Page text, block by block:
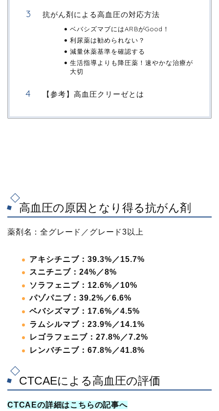
抗がん剤による高血圧の対応方法
ベバシズマブにはARBがGood！
利尿薬は勧められない？
減量休薬基準を確認する
生活指導よりも降圧薬！速やかな治療が
大切
【参考】高血圧クリーゼとは
高血圧の原因となり得る抗がん剤
薬剤名：全グレード／グレード3以上
アキシチニブ：39.3%／15.7%
スニチニブ：24%／8%
ソラフェニブ：12.6%／10%
パゾパニブ：39.2%／6.6%
ベバシズマブ：17.6%／4.5%
ラムシルマブ：23.9%／14.1%
レゴラフェニブ：27.8%／7.2%
レンバチニブ：67.8%／41.8%
CTCAEによる高血圧の評価
CTCAEの詳細はこちらの記事へ